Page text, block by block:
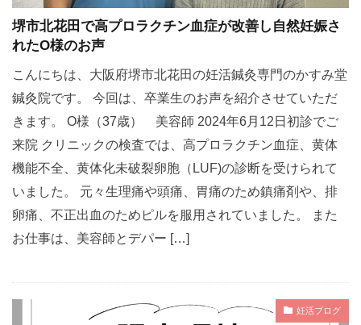
堺市北花田で高プロラクチン血症が改善し自然妊娠さ
れたO様のお声
こんにちは、大阪府堺市北花田の妊活鍼灸専門のかすみ堂
鍼灸院です。 今回は、卒業生のお声を紹介させていただ
きます。 O様（37歳） 美容師 2024年6月12日初診でご
来院 クリニックの検査では、高プロラクチン血症、黄体
機能不全、黄体化未破裂卵胞（LUF)の診断を受けられて
いました。 元々生理痛や頭痛、胃痛のため鎮痛剤や、排
卵痛、不正出血のためピルを服用されていました。 また
お仕事は、美容師とデパー […]
妊活ブログ